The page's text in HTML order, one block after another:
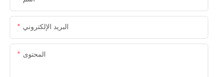
البريد الإلكتروني
المحتوى